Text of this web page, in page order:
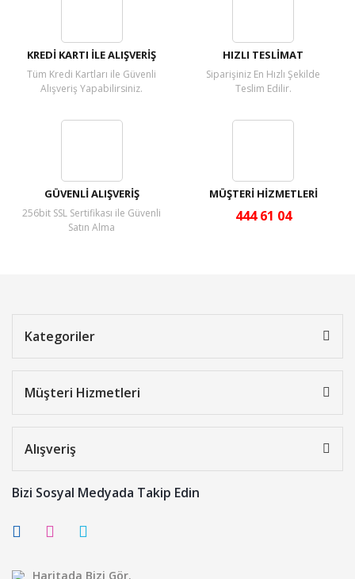
KREDİ KARTI İLE ALIŞVERİŞ
Tüm Kredi Kartları ile Güvenli
Alışveriş Yapabilirsiniz.
HIZLI TESLİMAT
Siparişiniz En Hızlı Şekilde
Teslim Edilir.
GÜVENLİ ALIŞVERİŞ
256bit SSL Sertifikası ile Güvenli
Satın Alma
MÜŞTERİ HİZMETLERİ
444 61 04
Kategoriler
Müşteri Hizmetleri
Alışveriş
Bizi Sosyal Medyada Takip Edin
Haritada Bizi Gör.